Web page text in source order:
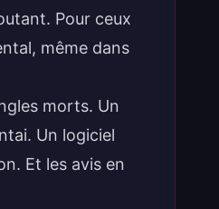
Pour ceux
même dans
morts. Un
. Un logiciel
Et les avis en